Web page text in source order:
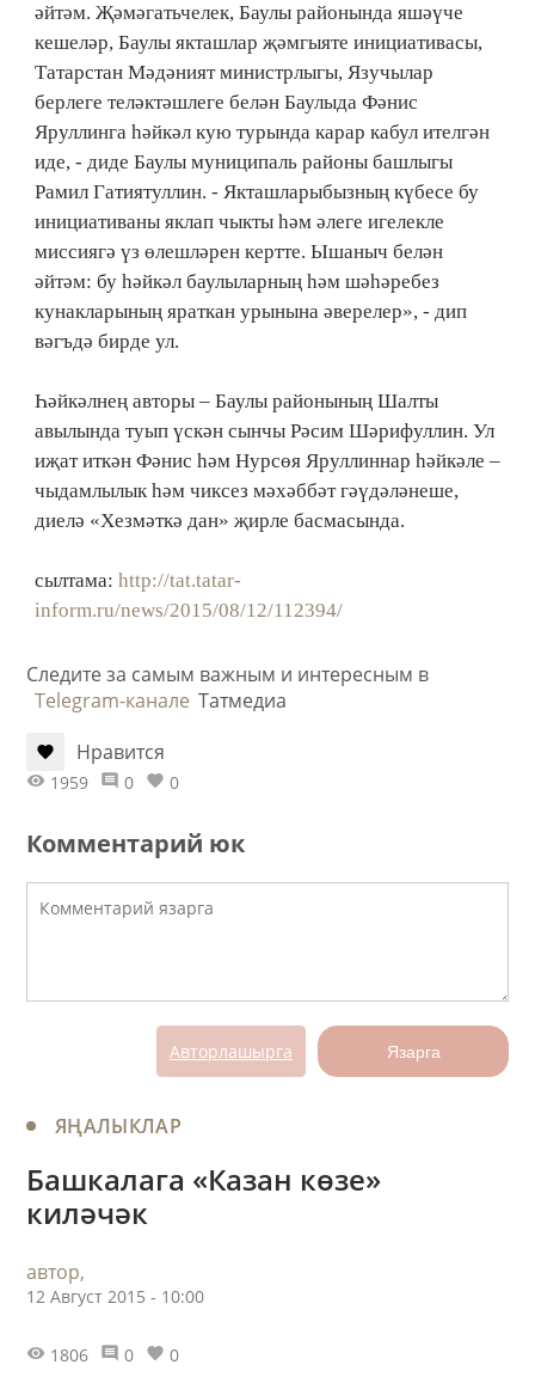
әйтәм. Җәмәгатьчелек, Баулы районында яшәүче
кешеләр, Баулы якташлар җәмгыяте инициативасы,
Татарстан Мәдәният министрлыгы, Язучылар
берлеге теләктәшлеге белән Баулыда Фәнис
Яруллинга һәйкәл кую турында карар кабул ителгән
иде, - диде Баулы муниципаль районы башлыгы
Рамил Гатиятуллин. - Якташларыбызның күбесе бу
инициативаны яклап чыкты һәм әлеге игелекле
миссиягә үз өлешләрен кертте. Ышаныч белән
әйтәм: бу һәйкәл баулыларның һәм шәһәребез
кунакларының яраткан урынына әверелер», - дип
вәгъдә бирде ул.
Һәйкәлнең авторы – Баулы районының Шалты
авылында туып үскән сынчы Рәсим Шәрифуллин. Ул
иҗат иткән Фәнис һәм Нурсөя Яруллиннар һәйкәле –
чыдамлылык һәм чиксез мәхәббәт гәүдәләнеше,
диелә «Хезмәткә дан» җирле басмасында.
сылтама: http://tat.tatar-
inform.ru/news/2015/08/12/112394/
Следите за самым важным и интересным в
Telegram-канале Татмедиа
Нравится
1959 0 0
Комментарий юк
Авторлашырга Язарга
ЯҢАЛЫКЛАР
Башкалага «Казан көзе»
киләчәк
автор,
12 Август 2015 - 10:00
1806 0 0